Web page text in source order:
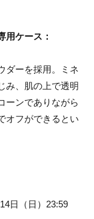
用ケース：
ダーを採用。ミネ
み、肌の上で透明
ーンでありながら
オフができるとい
日（日）23:59